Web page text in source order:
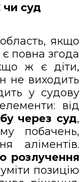
суд
якщо
є повна згода
ж є діти,
не виходить
у судову
від
через суд,
побачень,
аліментів.
розлучення
позицію